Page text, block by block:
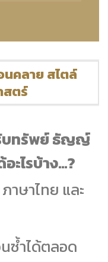
คลาย สไตล์
สตร์
บทรัพย์ ธัญญ์
อะไรบ้าง…?
ภาษาไทย และ
ซ้ำได้ตลอด